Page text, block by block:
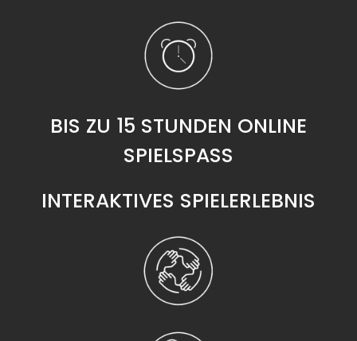
BIS ZU 15 STUNDEN ONLINE
SPIELSPASS
INTERAKTIVES SPIELERLEBNIS